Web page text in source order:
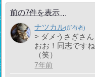
前の7件を表示
ナツカル
> ダメうさぎさん
おお！同志です
（笑）
7年前